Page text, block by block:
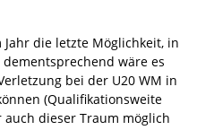
die letzte Möglichkeit, in
wäre es
bei der U20 WM in
(Qualifikationsweite
auch dieser Traum möglich